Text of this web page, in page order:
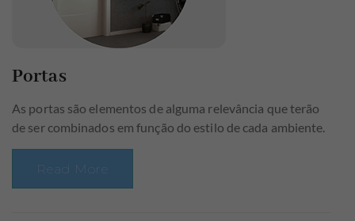
Portas
As portas são elementos de alguma relevância que terão
de ser combinados em função do estilo de cada ambiente.
Read More